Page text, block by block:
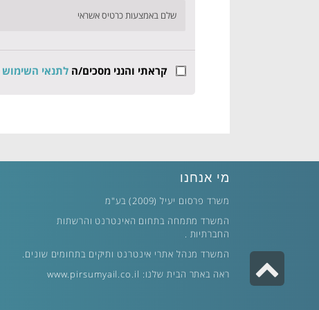
שלם באמצעות כרטיס אשראי
קראתי והנני מסכים/הלתנאי השימוש
מי אנחנו
משרד פרסום יעיל (2009) בע"מ
המשרד מתמחה בתחום האינטרנט והרשתות
החברתיות .
המשרד מנהל אתרי אינטרנט ותיקים בתחומים שונים.
ראה באתר הבית שלנו: www.pirsumyail.co.il גלילה
לראש